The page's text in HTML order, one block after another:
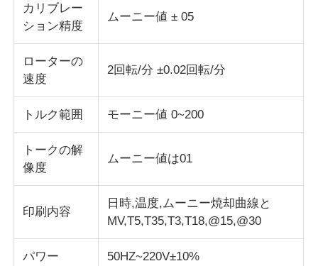
摩耗の試験機
ゴム製試験装置
履物試験装置
建築材料の試験装置
パッケージ試験装置
接着剤試験装置
カリブレー
ション精度
ムーニー値 ± 05
ローターの
速度
2回転/分 ±0.02回転/分
トルク範囲 モーニー値 0~200
トークの解
像度
ムーニー値は01
印刷内容
日時,温度,ムーニー焼却曲線と
MV,T5,T35,T3,T18,@15,@30
パワー 50HZ~220V±10%